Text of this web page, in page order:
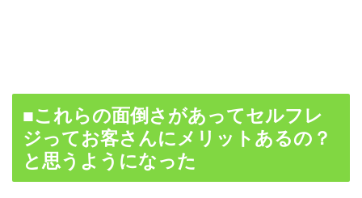
■これらの面倒さがあってセルフレ
ジってお客さんにメリットあるの？
と思うようになった